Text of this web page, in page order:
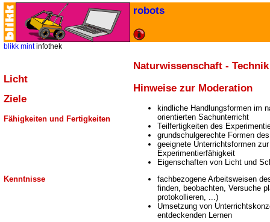
robots
blikk mint infothek
Naturwissenschaft - Technik
Licht
Ziele
Fähigkeiten und Fertigkeiten
Hinweise zur Moderation
kindliche Handlungsformen im
orientierten Sachunterricht
Teilfertigkeiten des
grundschulgerechte Formen
geeignete Unterrichtsformen
Experimentierfähigkeit
Eigenschaften von Licht und
Kenntnisse
fachbezogene Arbeitsweisen
finden, beobachten, Versuche
protokollieren, ...)
Umsetzung von
entdeckenden Lernen